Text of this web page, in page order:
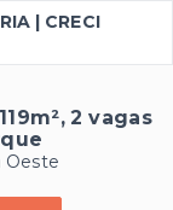
| CRECI
2 vagas
Oeste